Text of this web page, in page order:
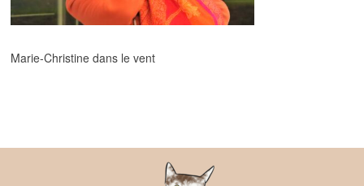
Marie-Christine dans le vent